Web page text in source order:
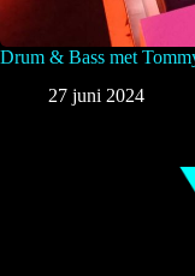
Drum & Bass met
27 juni 2024